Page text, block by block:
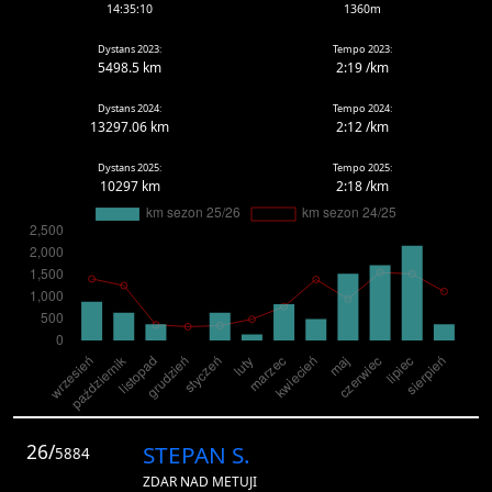
14:35:10
1360m
Dystans 2023:
5498.5 km
Tempo 2023:
2:19 /km
Dystans 2024:
13297.06 km
Tempo 2024:
2:12 /km
Dystans 2025:
10297 km
Tempo 2025:
2:18 /km
26/5884 STEPAN S.
ZDAR NAD METUJI